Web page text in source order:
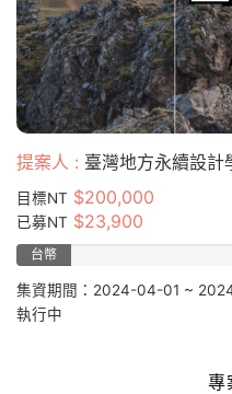
提案人 : 臺灣地方永續設計
目標NT $200,000
已募NT $23,900
台幣
集資期間：2024-04-01 ~
執行中
專